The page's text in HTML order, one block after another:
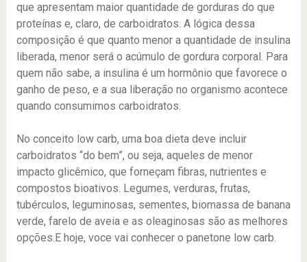
que apresentam maior quantidade de gorduras do que
proteínas e, claro, de carboidratos. A lógica dessa
composição é que quanto menor a quantidade de insulina
liberada, menor será o acúmulo de gordura corporal. Para
quem não sabe, a insulina é um hormônio que favorece o
ganho de peso, e a sua liberação no organismo acontece
quando consumimos carboidratos.
No conceito low carb, uma boa dieta deve incluir
carboidratos “do bem”, ou seja, aqueles de menor
impacto glicêmico, que forneçam fibras, nutrientes e
compostos bioativos. Legumes, verduras, frutas,
tubérculos, leguminosas, sementes, biomassa de banana
verde, farelo de aveia e as oleaginosas são as melhores
opções.E hoje, voce vai conhecer o panetone low carb.